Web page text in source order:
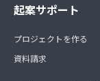
起案サポート
プロジェクトを作る
資料請求